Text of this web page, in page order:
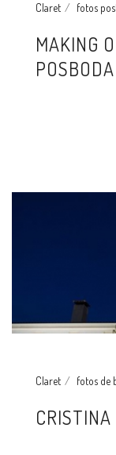
Claret fotos
MAKING
Claret fotos de